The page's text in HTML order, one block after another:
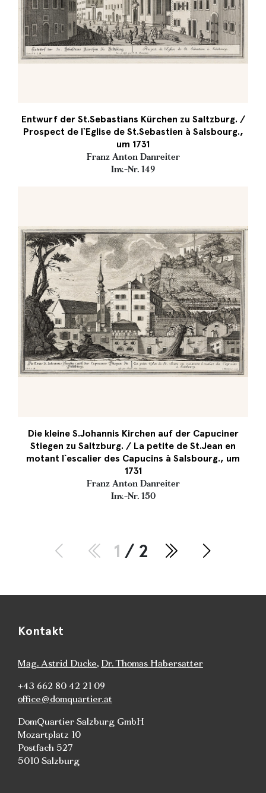
Entwurf der St.Sebastians Kürchen zu Saltzburg. /
Prospect de l`Eglise de St.Sebastien à Salsbourg.,
um 1731
Franz Anton Danreiter
Inv.-Nr. 149
Die kleine S.Johannis Kirchen auf der Capuciner
Stiegen zu Saltzburg. / La petite de St.Jean en
motant l`escalier des Capucins à Salsbourg., um
1731
Franz Anton Danreiter
Inv.-Nr. 150
1 / 2
Kontakt
Mag. Astrid Ducke, Dr. Thomas Habersatter
+43 662 80 42 21 09
office@domquartier.at
DomQuartier Salzburg GmbH
Mozartplatz 10
Postfach 527
5010 Salzburg